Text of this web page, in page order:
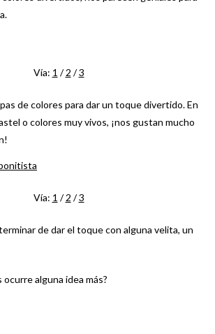
Vía: 1 /2 /3
de colores para dar un toque divertido. En
o colores muy vivos, ¡nos gustan mucho
Vía: 1 /2 /3
de dar el toque con alguna velita, un
alguna idea más?